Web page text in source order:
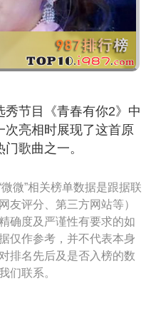
秀节目《青春有你2》中
次亮相时展现了这首原
歌曲之一。
微”相关榜单数据是跟据联
友评分、第三方网站等）
确度及严谨性有要求的如
仅作参考，并不代表本身
排名先后及是否入榜的数
们联系。